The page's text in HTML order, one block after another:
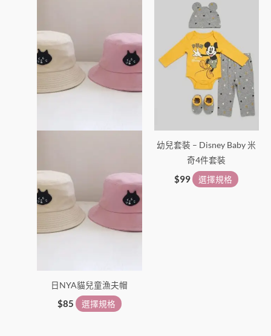
日NYA貓兒童漁夫帽
$85 選擇規格
有
多
種
款
在
頁
面
選
幼兒套裝 – Disney Baby 米
奇4件套裝
$99 選擇規格
多
種
款
式。
可
在
產
頁